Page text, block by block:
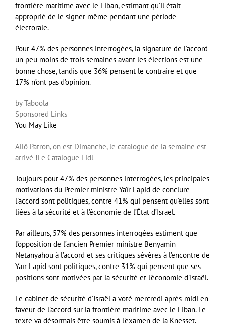
frontière maritime avec le Liban, estimant qu’il était
approprié de le signer même pendant une période
électorale.
Pour 47% des personnes interrogées, la signature de l’accord
un peu moins de trois semaines avant les élections est une
bonne chose, tandis que 36% pensent le contraire et que
17% n’ont pas d’opinion.
by Taboola
Sponsored Links
You May Like
Allô Patron, on est Dimanche, le catalogue de la semaine est
arrivé !Le Catalogue Lidl
Toujours pour 47% des personnes interrogées, les principales
motivations du Premier ministre Yaïr Lapid de conclure
l’accord sont politiques, contre 41% qui pensent qu’elles sont
liées à la sécurité et à l’économie de l’État d’Israël.
Par ailleurs, 57% des personnes interrogées estiment que
l’opposition de l’ancien Premier ministre Benyamin
Netanyahou à l’accord et ses critiques sévères à l’encontre de
Yaïr Lapid sont politiques, contre 31% qui pensent que ses
positions sont motivées par la sécurité et l’économie d’Israël.
Le cabinet de sécurité d’Israël a voté mercredi après-midi en
faveur de l’accord sur la frontière maritime avec le Liban. Le
texte va désormais être soumis à l’examen de la Knesset.